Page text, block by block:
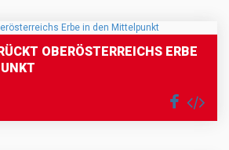
OBERÖSTERREICHS ERBE